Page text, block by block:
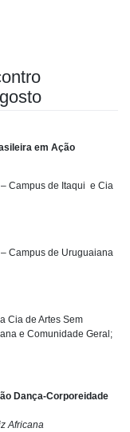
em Ação
– Campus de Itaqui e Cia
Campus de Uruguaiana
Cia de Artes Sem
e Comunidade Geral;
Dança-Corporeidade
Africana